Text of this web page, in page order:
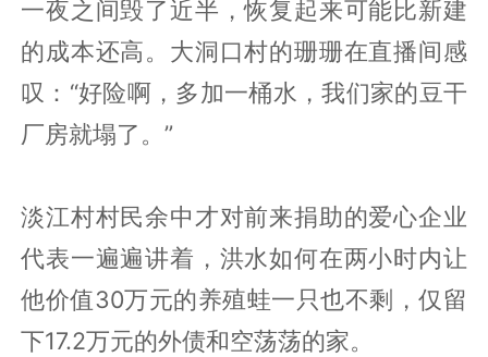
一夜之间毁了近半，恢复起来可能比新建
的成本还高。大洞口村的珊珊在直播间感
叹：“好险啊，多加一桶水，我们家的豆干
厂房就塌了。”
淡江村村民余中才对前来捐助的爱心企业
代表一遍遍讲着，洪水如何在两小时内让
他价值30万元的养殖蛙一只也不剩，仅留
下17.2万元的外债和空荡荡的家。